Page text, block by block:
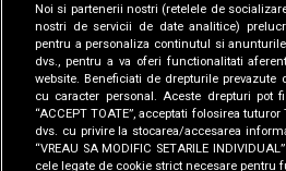
Las
La
Apropo
Noi si partenerii nostri (retelele de
nostri de servicii de date analitice)
pentru a personaliza continutul si
dvs., pentru a va oferi functionalitati
website. Beneficiati de drepturile prevazute
cu caracter personal. Aceste drepturi pot
“ACCEPT TOATE”, acceptati folosirea
dvs. cu privire la stocarea/accesarea
“VREAU SA MODIFIC SETARILE
cele legate de cookie strict necesare pentru